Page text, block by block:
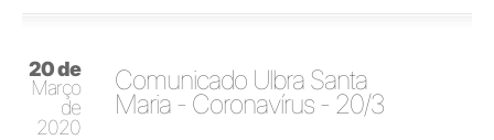
20 de
Março
de
2020
Comunicado Ulbra Santa
Maria - Coronavírus - 20/3